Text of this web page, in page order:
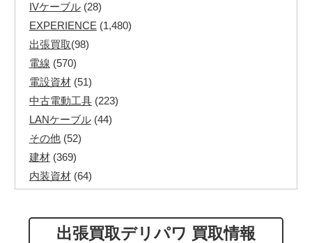
IVケーブル(28)
EXPERIENCE (1,480)
出張買取(98)
電線 (570)
電設資材(51)
中古電動工具(223)
LANケーブル(44)
その他(52)
建材(369)
内装資材(64)
その他ツール(48)
出張買取デリパワ 買取情報